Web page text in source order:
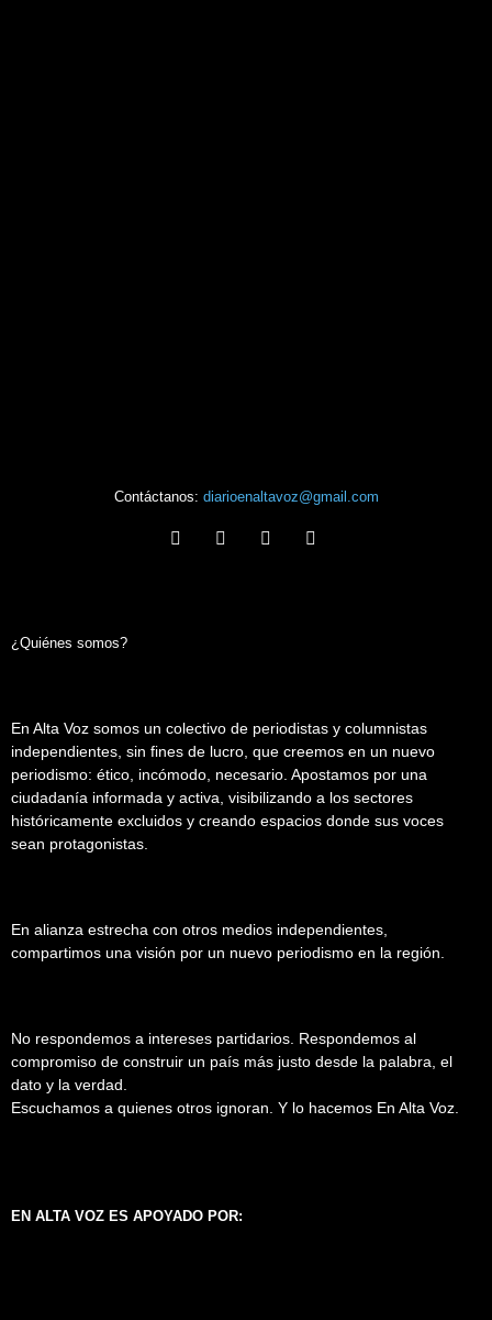
Contáctanos: diarioenaltavoz@gmail.com
¿Quiénes somos?
En Alta Voz somos un colectivo de periodistas y columnistas
independientes, sin fines de lucro, que creemos en un nuevo
periodismo: ético, incómodo, necesario. Apostamos por una
ciudadanía informada y activa, visibilizando a los sectores
históricamente excluidos y creando espacios donde sus voces
sean protagonistas.
En alianza estrecha con otros medios independientes,
compartimos una visión por un nuevo periodismo en la región.
No respondemos a intereses partidarios. Respondemos al
compromiso de construir un país más justo desde la palabra, el
dato y la verdad.
Escuchamos a quienes otros ignoran. Y lo hacemos En Alta Voz.
EN ALTA VOZ ES APOYADO POR: